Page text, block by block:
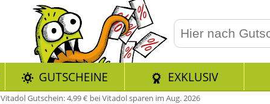
GUTSCHEINE EXKLUSIV
Vitadol Gutschein: 4,99 € bei Vitadol sparen im Aug. 2026